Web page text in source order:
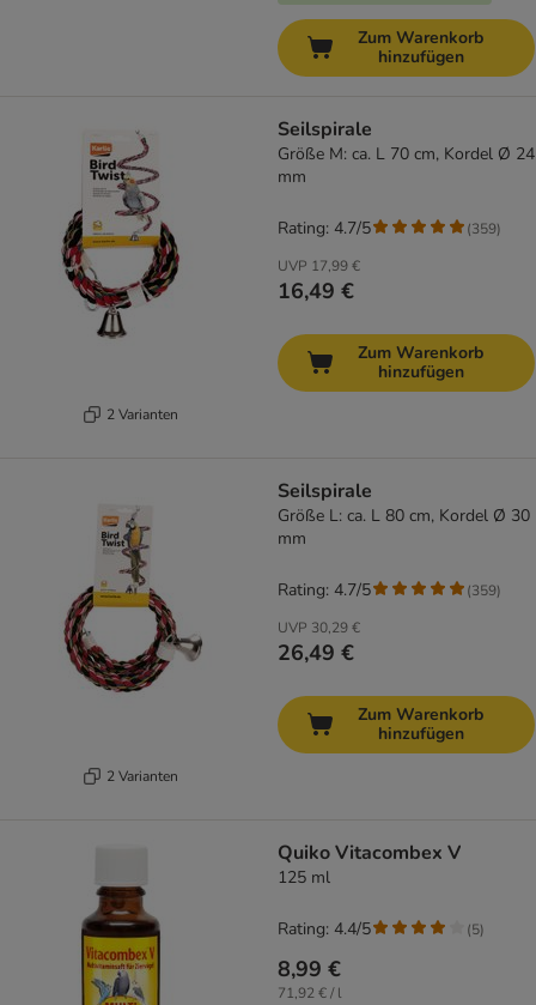
Zum Warenkorb
hinzufügen
2 Varianten
Seilspirale
Größe M: ca. L 70 cm, Kordel Ø 24
mm
UVP 17,99 €
16,49 €
Rating: 4.7/5 (359)
Zum Warenkorb
hinzufügen
2 Varianten
Seilspirale
Größe L: ca. L 80 cm, Kordel Ø 30
mm
UVP 30,29 €
26,49 €
Rating: 4.7/5 (359)
Zum Warenkorb
hinzufügen
Quiko Vitacombex V
125 ml
8,99 €
71,92 € / l
Rating: 4.4/5 (5)